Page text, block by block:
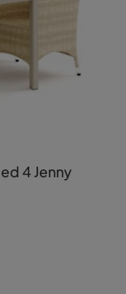
4 Jenny